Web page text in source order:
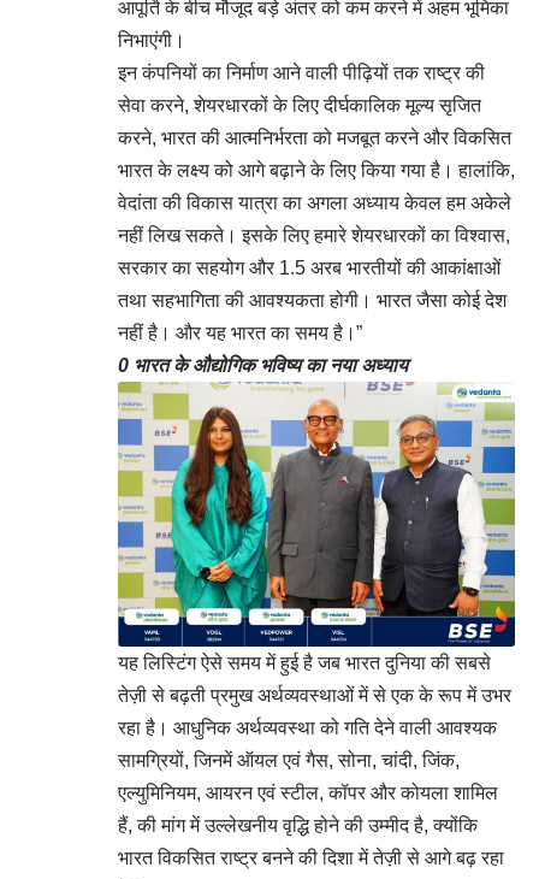
आपूर्ति के बीच मौजूद बड़े अंतर को कम करने में अहम भूमिका
निभाएंगी।
इन कंपनियों का निर्माण आने वाली पीढ़ियों तक राष्ट्र की
सेवा करने, शेयरधारकों के लिए दीर्घकालिक मूल्य सृजित
करने, भारत की आत्मनिर्भरता को मजबूत करने और विकसित
भारत के लक्ष्य को आगे बढ़ाने के लिए किया गया है। हालांकि,
वेदांता की विकास यात्रा का अगला अध्याय केवल हम अकेले
नहीं लिख सकते। इसके लिए हमारे शेयरधारकों का विश्वास,
सरकार का सहयोग और 1.5 अरब भारतीयों की आकांक्षाओं
तथा सहभागिता की आवश्यकता होगी। भारत जैसा कोई देश
नहीं है। और यह भारत का समय है।”
0 भारत के औद्योगिक भविष्य का नया अध्याय
यह लिस्टिंग ऐसे समय में हुई है जब भारत दुनिया की सबसे
तेज़ी से बढ़ती प्रमुख अर्थव्यवस्थाओं में से एक के रूप में उभर
रहा है। आधुनिक अर्थव्यवस्था को गति देने वाली आवश्यक
सामग्रियों, जिनमें ऑयल एवं गैस, सोना, चांदी, जिंक,
एल्युमिनियम, आयरन एवं स्टील, कॉपर और कोयला शामिल
हैं, की मांग में उल्लेखनीय वृद्धि होने की उम्मीद है, क्योंकि
भारत विकसित राष्ट्र बनने की दिशा में तेज़ी से आगे बढ़ रहा